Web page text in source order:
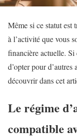
Même si ce statut est
à l’activité que vous
financière actuelle. Si
d’opter pour
découvrir dans cet
Le régime
compatible